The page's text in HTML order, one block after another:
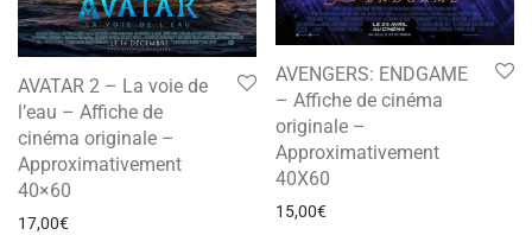
AVATAR 2 – La voie de
l’eau – Affiche de
cinéma originale –
Approximativement
40×60
17,00€
AVENGERS: ENDGAME
– Affiche de cinéma
originale –
Approximativement
40X60
15,00€